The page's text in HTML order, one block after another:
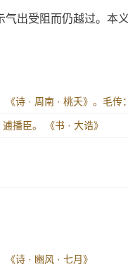
出受阻而仍越过。本义
《诗 · 周南 · 桃夭》。毛传
播臣。 《书 · 大诰》
《诗 · 豳风 · 七月》